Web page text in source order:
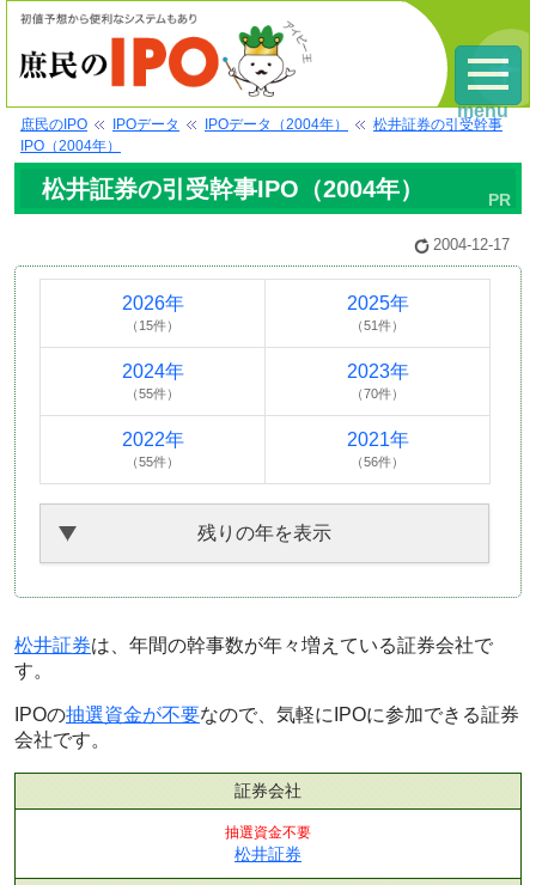
庶民のIPO IPOデータ IPOデータ（2004年）
松井証券の引受幹事
IPO（2004年）
松井証券の引受幹事IPO（2004年）
2004-12-17
2026年
（15件）
2025年
（51件）
2024年
（55件）
2023年
（70件）
2022年
（55件）
2021年
（56件）
残りの年を表示
松井証券は、年間の幹事数が年々増えている証券会社で
す。
IPOの抽選資金が不要なので、気軽にIPOに参加できる証券
会社です。
証券会社
抽選資金不要
松井証券
menu